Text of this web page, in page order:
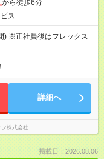
から徒歩6分
ス
※正社員後はフレックス
詳細へ
株式会社
掲載日：2026.08.06